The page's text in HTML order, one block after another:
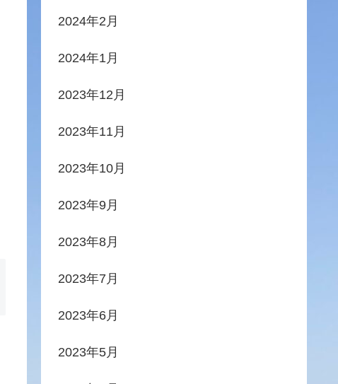
2024年2月
2024年1月
2023年12月
2023年11月
2023年10月
2023年9月
2023年8月
2023年7月
2023年6月
2023年5月